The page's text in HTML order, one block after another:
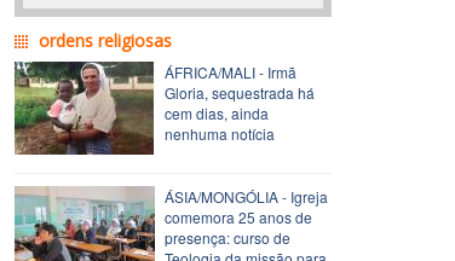
ordens religiosas
ÁFRICA/MALI - Irmã
Gloria, sequestrada há
cem dias, ainda
nenhuma notícia
ÁSIA/MONGÓLIA - Igreja
comemora 25 anos de
presença: curso de